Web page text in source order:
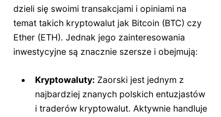
dzieli się swoimi transakcjami i opiniami na
temat takich kryptowalut jak Bitcoin (BTC) czy
Ether (ETH). Jednak jego zainteresowania
inwestycyjne są znacznie szersze i obejmują:
Kryptowaluty: Zaorski jest jednym z
najbardziej znanych polskich entuzjastów
i traderów kryptowalut. Aktywnie handluje